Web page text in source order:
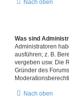
Nach oben
Was sind
Administratoren
ausführen; z. B.
vergeben usw. Die
Gründer des
Nach oben